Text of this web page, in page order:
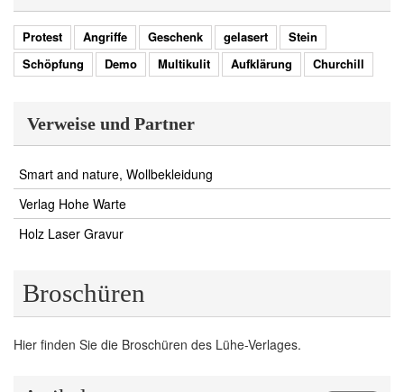
Protest Angriffe Geschenk gelasert
Stein
Schöpfung
Demo Multikulit Aufklärung Churchill
Verweise und Partner
Smart and nature, Wollbekleidung
Verlag Hohe Warte
Holz Laser Gravur
Broschüren
Hier finden Sie die Broschüren des Lühe-Verlages.